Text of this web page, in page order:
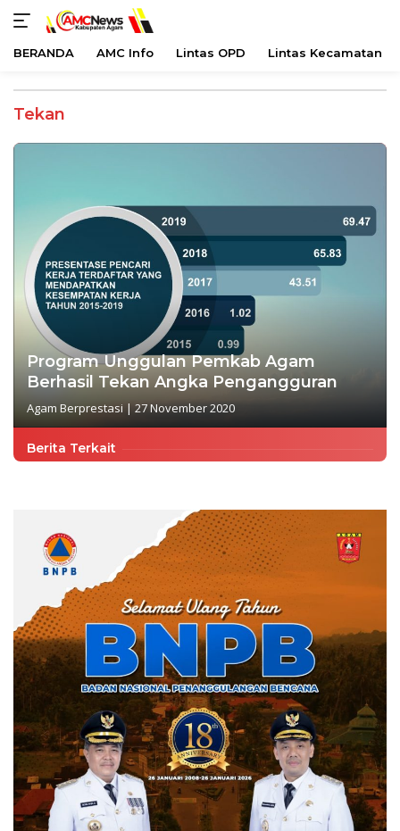
konten
BERANDA AMC Info Lintas OPD Lintas Kecamatan
Tekan
Program Unggulan Pemkab Agam
Berhasil Tekan Angka Pengangguran
Agam Berprestasi |27 November 2020
Berita Terkait